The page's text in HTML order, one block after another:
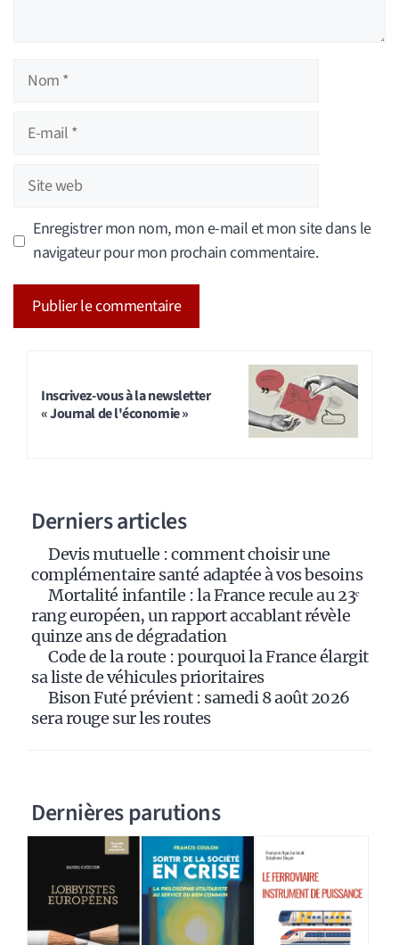
Nom
Site
web
Enregistrer mon nom, mon e-mail et mon site dans le
navigateur pour mon prochain commentaire.
Inscrivez-vous à la newsletter
« Journal de l'économie »
Derniers articles
Devis mutuelle : comment choisir une
complémentaire santé adaptée à vos besoins
Mortalité infantile : la France recule au 23ᵉ
rang européen, un rapport accablant révèle
quinze ans de dégradation
Code de la route : pourquoi la France élargit
sa liste de véhicules prioritaires
Bison Futé prévient : samedi 8 août 2026
sera rouge sur les routes
Dernières parutions